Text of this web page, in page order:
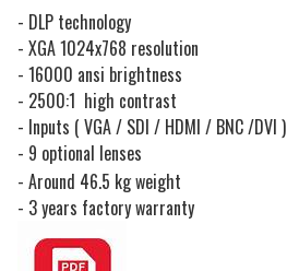
- DLP technology
- XGA 1024x768 resolution
- 16000 ansi brightness
- 2500:1 high contrast
- Inputs ( VGA / SDI / HDMI / BNC /DVI )
- 9 optional lenses
- Around 46.5 kg weight
- 3 years factory warranty